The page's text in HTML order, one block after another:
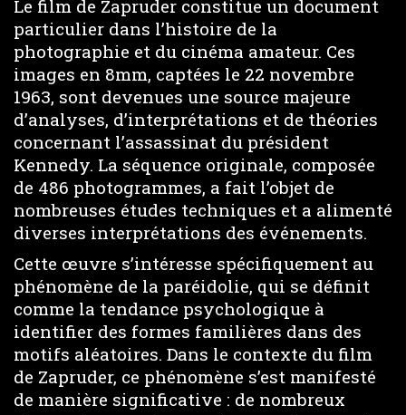
Le film de Zapruder constitue un document
particulier dans l’histoire de la
photographie et du cinéma amateur. Ces
images en 8mm, captées le 22 novembre
1963, sont devenues une source majeure
d’analyses, d’interprétations et de théories
concernant l’assassinat du président
Kennedy. La séquence originale, composée
de 486 photogrammes, a fait l’objet de
nombreuses études techniques et a alimenté
diverses interprétations des événements.
Cette œuvre s’intéresse spécifiquement au
phénomène de la paréidolie, qui se définit
comme la tendance psychologique à
identifier des formes familières dans des
motifs aléatoires. Dans le contexte du film
de Zapruder, ce phénomène s’est manifesté
de manière significative : de nombreux